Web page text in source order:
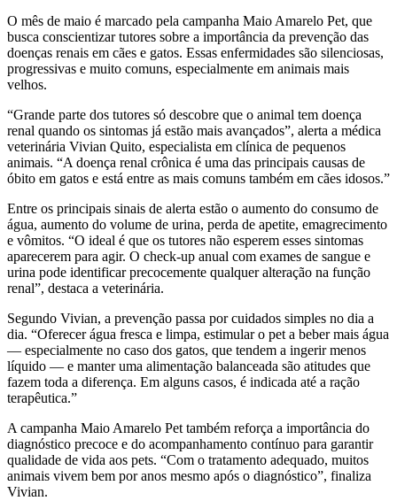
O mês de maio é marcado pela campanha Maio Amarelo Pet, que
busca conscientizar tutores sobre a importância da prevenção das
doenças renais em cães e gatos. Essas enfermidades são silenciosas,
progressivas e muito comuns, especialmente em animais mais
velhos.
“Grande parte dos tutores só descobre que o animal tem doença
renal quando os sintomas já estão mais avançados”, alerta a médica
veterinária Vivian Quito, especialista em clínica de pequenos
animais. “A doença renal crônica é uma das principais causas de
óbito em gatos e está entre as mais comuns também em cães idosos.”
Entre os principais sinais de alerta estão o aumento do consumo de
água, aumento do volume de urina, perda de apetite, emagrecimento
e vômitos. “O ideal é que os tutores não esperem esses sintomas
aparecerem para agir. O check-up anual com exames de sangue e
urina pode identificar precocemente qualquer alteração na função
renal”, destaca a veterinária.
Segundo Vivian, a prevenção passa por cuidados simples no dia a
dia. “Oferecer água fresca e limpa, estimular o pet a beber mais água
— especialmente no caso dos gatos, que tendem a ingerir menos
líquido — e manter uma alimentação balanceada são atitudes que
fazem toda a diferença. Em alguns casos, é indicada até a ração
terapêutica.”
A campanha Maio Amarelo Pet também reforça a importância do
diagnóstico precoce e do acompanhamento contínuo para garantir
qualidade de vida aos pets. “Com o tratamento adequado, muitos
animais vivem bem por anos mesmo após o diagnóstico”, finaliza
Vivian.